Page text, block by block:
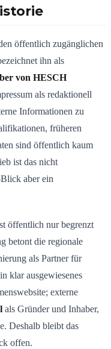
öffentlich zugänglichen
ihn als
von HESCH
als redaktionell
Informationen zu
früheren
sind öffentlich kaum
ist das nicht
aber ein
öffentlich nur begrenzt
betont die regionale
als Partner für
klar ausgewiesenes
externe
als Gründer und Inhaber,
Deshalb bleibt das
offen.